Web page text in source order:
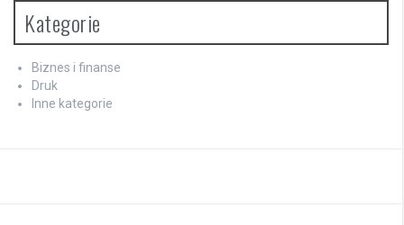
Kategorie
Biznes i finanse
Druk
Inne kategorie